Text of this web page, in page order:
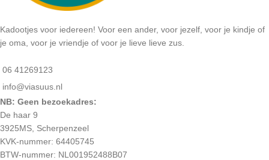
Kadootjes voor iedereen! Voor een ander, voor jezelf, voor je kindje of
je oma, voor je vriendje of voor je lieve lieve zus.
06 41269123
info@viasuus.nl
NB: Geen bezoekadres:
De haar 9
3925MS, Scherpenzeel
KVK-nummer: 64405745
BTW-nummer: NL001952488B07